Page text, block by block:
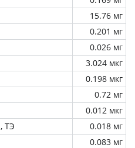
15.76 мг
0.201 мг
0.026 мг
3.024 мкг
0.198 мкг
0.72 мг
0.012 мкг
ТЭ
0.018 мг
0.083 мг